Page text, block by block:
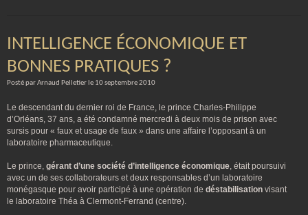
INTELLIGENCE ÉCONOMIQUE ET
BONNES PRATIQUES ?
Posté par Arnaud Pelletier le 10 septembre 2010
Le descendant du dernier roi de France, le prince Charles-Philippe
d’Orléans, 37 ans, a été condamné mercredi à deux mois de prison avec
sursis pour « faux et usage de faux » dans une affaire l’opposant à un
laboratoire pharmaceutique.
Le prince, gérant d’une société d’intelligence économique, était poursuivi
avec un de ses collaborateurs et deux responsables d’un laboratoire
monégasque pour avoir participé à une opération de déstabilisation visant
le laboratoire Théa à Clermont-Ferrand (centre).